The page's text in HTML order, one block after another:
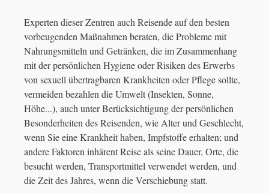
Experten dieser Zentren auch Reisende auf den besten
vorbeugenden Maßnahmen beraten, die Probleme mit
Nahrungsmitteln und Getränken, die im Zusammenhang
mit der persönlichen Hygiene oder Risiken des Erwerbs
von sexuell übertragbaren Krankheiten oder Pflege sollte,
vermeiden bezahlen die Umwelt (Insekten, Sonne,
Höhe...), auch unter Berücksichtigung der persönlichen
Besonderheiten des Reisenden, wie Alter und Geschlecht,
wenn Sie eine Krankheit haben, Impfstoffe erhalten; und
andere Faktoren inhärent Reise als seine Dauer, Orte, die
besucht werden, Transportmittel verwendet werden, und
die Zeit des Jahres, wenn die Verschiebung statt.